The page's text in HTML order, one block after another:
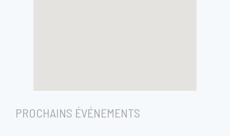
PROCHAINS ÉVÉNEMENTS